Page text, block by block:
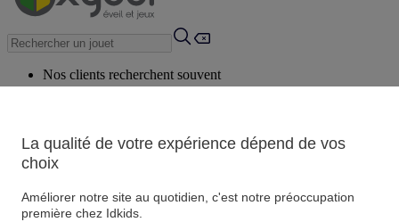
Nos clients recherchent souvent
Conseils suggérés
Produits suggérés
La qualité de votre expérience dépend de vos
choix
Améliorer notre site au quotidien, c'est notre préoccupation
première chez Idkids.